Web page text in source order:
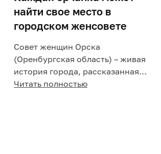
найти свое место в
городском женсовете
Совет женщин Орска
(Оренбургская область) – живая
история города, рассказанная
сотнями судеб, тысячами добрых
Читать полностью